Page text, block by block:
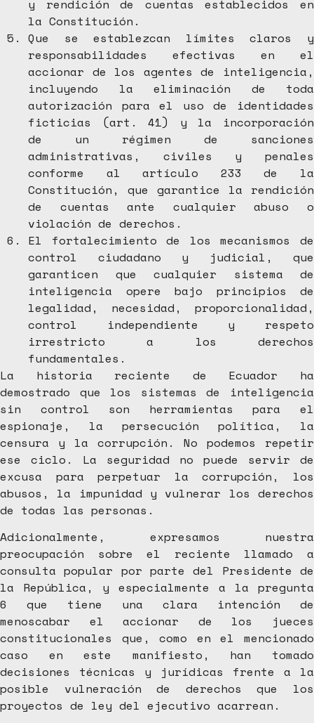
y rendición de cuentas establecidos en
la Constitución.
Que se establezcan límites claros y
responsabilidades efectivas en el
accionar de los agentes de inteligencia,
incluyendo la eliminación de toda
autorización para el uso de identidades
ficticias (art. 41) y la incorporación
de un régimen de sanciones
administrativas, civiles y penales
conforme al artículo 233 de la
Constitución, que garantice la rendición
de cuentas ante cualquier abuso o
violación de derechos.
El fortalecimiento de los mecanismos de
control ciudadano y judicial, que
garanticen que cualquier sistema de
inteligencia opere bajo principios de
legalidad, necesidad, proporcionalidad,
control independiente y respeto
irrestricto a los derechos
fundamentales.
La historia reciente de Ecuador ha
demostrado que los sistemas de inteligencia
sin control son herramientas para el
espionaje, la persecución política, la
censura y la corrupción. No podemos repetir
ese ciclo. La seguridad no puede servir de
excusa para perpetuar la corrupción, los
abusos, la impunidad y vulnerar los derechos
de todas las personas.
Adicionalmente, expresamos nuestra
preocupación sobre el reciente llamado a
consulta popular por parte del Presidente de
la República, y especialmente a la pregunta
6 que tiene una clara intención de
menoscabar el accionar de los jueces
constitucionales que, como en el mencionado
caso en este manifiesto, han tomado
decisiones técnicas y jurídicas frente a la
posible vulneración de derechos que los
proyectos de ley del ejecutivo acarrean.